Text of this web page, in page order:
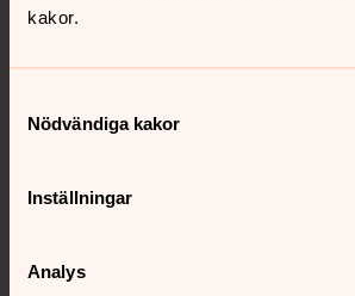
kakor.
Nödvändiga kakor
Inställningar
Analys
Hitta snabbt